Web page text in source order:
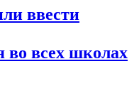
ввести
во всех школах